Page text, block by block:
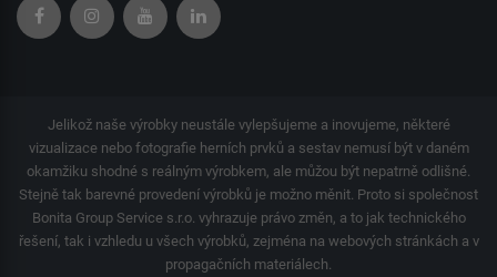
Jelikož naše výrobky neustále vylepšujeme a inovujeme, některé
vizualizace nebo fotografie herních prvků a sestav nemusí být v daném
okamžiku shodné s reálným výrobkem, ale můžou být nepatrně odlišné.
Stejně tak barevné provedení výrobků je možno měnit. Proto si společnost
Bonita Group Service s.r.o. vyhrazuje právo změn, a to jak technického
řešení, tak i vzhledu u všech výrobků, zejména na webových stránkách a v
propagačních materiálech.